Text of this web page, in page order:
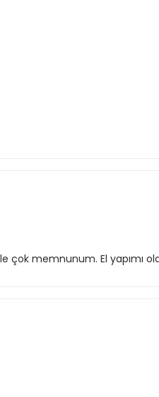
çok memnunum. El